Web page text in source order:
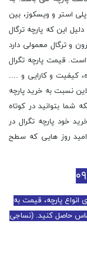
استر و ویسکوز، بین
این که پارچه ترگال
و ترگال معمولی دارد
قیمت پارچه تگرال
کیفیت و کارایی و ....
نسبت به خرید پارچه
شما بتوانید در کوتاه
خود پارچه تگرال در
روز هایی که سطح
پارچه، قیمت به
حاصل کنید. (نساجی